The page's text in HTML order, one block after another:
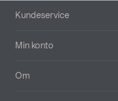
Bunntekst
Kundeservice
Min konto
Om